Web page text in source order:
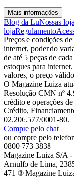
Mais informações
Blog da LuNossas
lojaRegulamento
Preços e condições
internet, podendo
de até 5 peças de
estoques para
valores, o preço
O Magazine Luiza
Resolução CMN nº
crédito e operações
Crédito,
02.206.577/0001-80.
Compre pelo chat
ou compre pelo
0800 773 3838
Magazine Luiza S/A -
Arnulfo de Lima,
471 ® Magazine